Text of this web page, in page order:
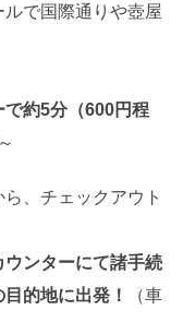
で国際通りや壺屋
で約5分（600円程
、チェックアウト
ンターにて諸手続
的地に出発！
（車